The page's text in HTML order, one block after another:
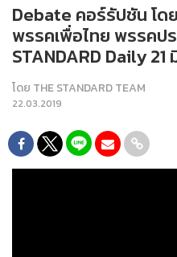
Debate คอร์รัปชัน โด
พรรคเพื่อไทย พรรคป
STANDARD Daily 21
โดย THE STANDARD TEAM
22.03.2019